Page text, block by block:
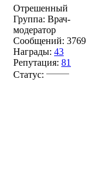
Отрешенный
Группа: Врач-
модератор
Сообщений: 3769
Награды: 43
Репутация: 81
Статус: